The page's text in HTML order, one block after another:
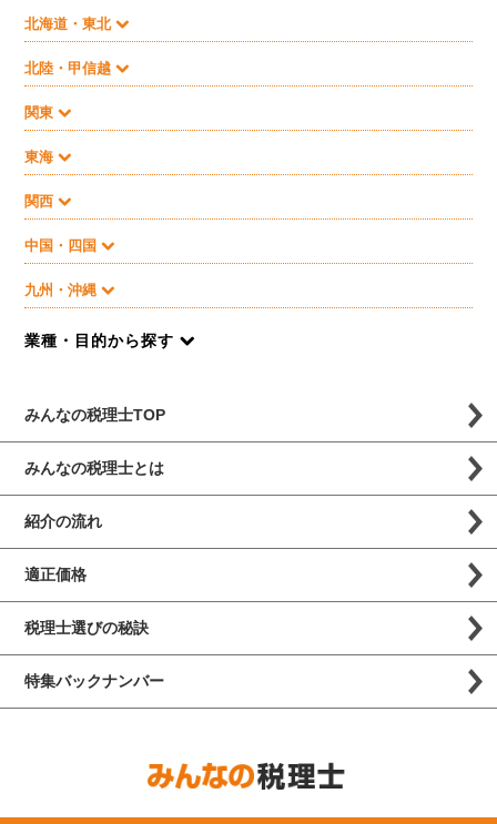
北海道・東北
北陸・甲信越
関東
東海
関西
中国・四国
九州・沖縄
業種・目的から探す
みんなの税理士TOP
みんなの税理士とは
紹介の流れ
適正価格
税理士選びの秘訣
特集バックナンバー